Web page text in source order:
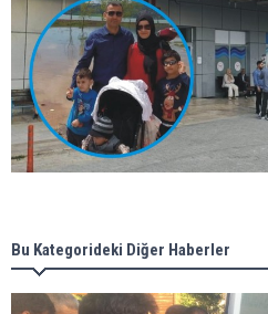
Bu Kategorideki Diğer Haberler